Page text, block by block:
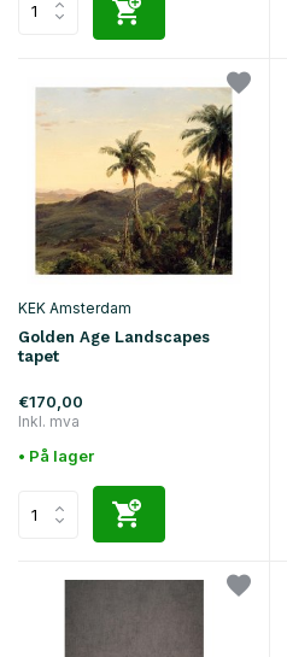
KEK Amsterdam
Golden Age Landscapes
tapet
€170,00
Inkl. mva
• På lager